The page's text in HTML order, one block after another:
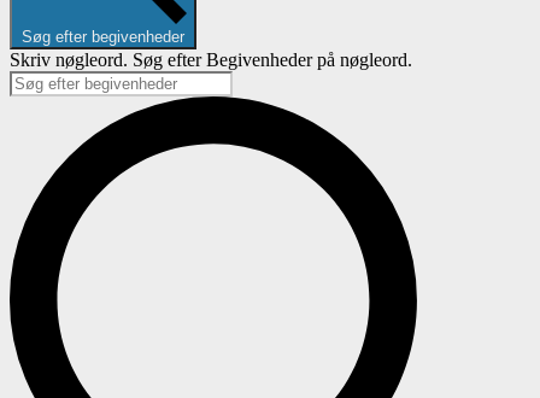
Søg efter begivenheder
Skriv nøgleord. Søg efter Begivenheder på nøgleord.